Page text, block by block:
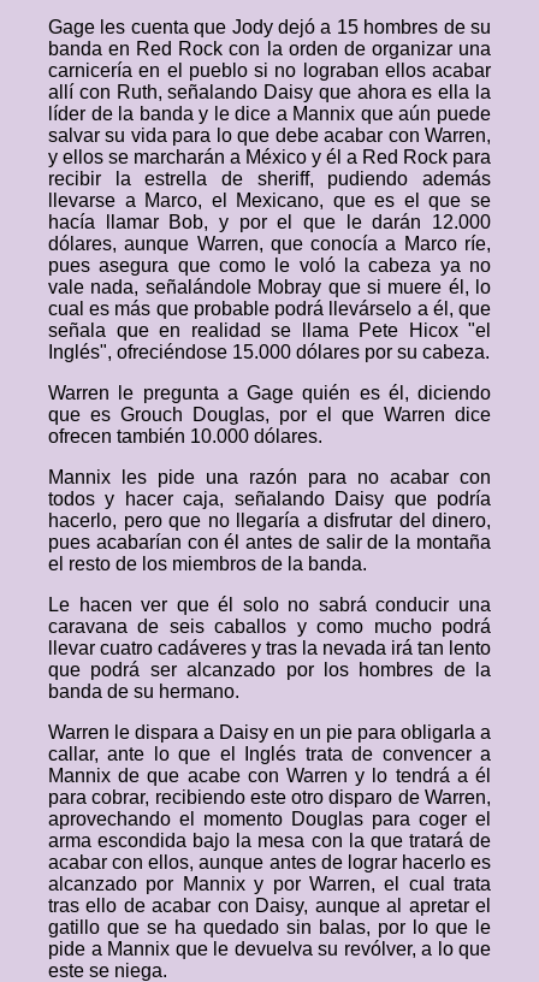
Gage les cuenta que Jody dejó a 15 hombres de su
banda en Red Rock con la orden de organizar una
carnicería en el pueblo si no lograban ellos acabar
allí con Ruth, señalando Daisy que ahora es ella la
líder de la banda y le dice a Mannix que aún puede
salvar su vida para lo que debe acabar con Warren,
y ellos se marcharán a México y él a Red Rock para
recibir la estrella de sheriff, pudiendo además
llevarse a Marco, el Mexicano, que es el que se
hacía llamar Bob, y por el que le darán 12.000
dólares, aunque Warren, que conocía a Marco ríe,
pues asegura que como le voló la cabeza ya no
vale nada, señalándole Mobray que si muere él, lo
cual es más que probable podrá llevárselo a él, que
señala que en realidad se llama Pete Hicox "el
Inglés", ofreciéndose 15.000 dólares por su cabeza.
Warren le pregunta a Gage quién es él, diciendo
que es Grouch Douglas, por el que Warren dice
ofrecen también 10.000 dólares.
Mannix les pide una razón para no acabar con
todos y hacer caja, señalando Daisy que podría
hacerlo, pero que no llegaría a disfrutar del dinero,
pues acabarían con él antes de salir de la montaña
el resto de los miembros de la banda.
Le hacen ver que él solo no sabrá conducir una
caravana de seis caballos y como mucho podrá
llevar cuatro cadáveres y tras la nevada irá tan lento
que podrá ser alcanzado por los hombres de la
banda de su hermano.
Warren le dispara a Daisy en un pie para obligarla a
callar, ante lo que el Inglés trata de convencer a
Mannix de que acabe con Warren y lo tendrá a él
para cobrar, recibiendo este otro disparo de Warren,
aprovechando el momento Douglas para coger el
arma escondida bajo la mesa con la que tratará de
acabar con ellos, aunque antes de lograr hacerlo es
alcanzado por Mannix y por Warren, el cual trata
tras ello de acabar con Daisy, aunque al apretar el
gatillo que se ha quedado sin balas, por lo que le
pide a Mannix que le devuelva su revólver, a lo que
este se niega.